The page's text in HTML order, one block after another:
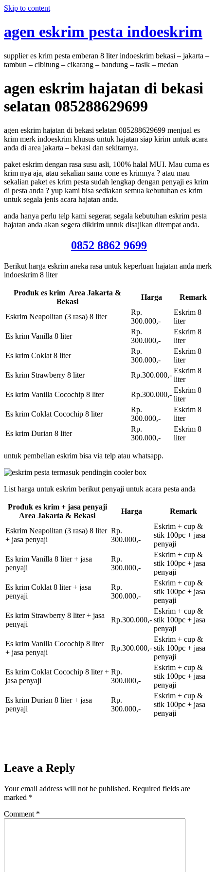
Skip to content
agen eskrim pesta indoeskrim
supplier es krim pesta emberan 8 liter indoeskrim bekasi – jakarta –
tambun – cibitung – cikarang – bandung – tasik – medan
agen eskrim hajatan di bekasi
selatan 085288629699
agen eskrim hajatan di bekasi selatan 085288629699 menjual es
krim merk indoeskrim khusus untuk hajatan siap kirim untuk acara
anda di area jakarta – bekasi dan sekitarnya.
paket eskrim dengan rasa susu asli, 100% halal MUI. Mau cuma es
krim nya aja, atau sekalian sama cone es krimnya ? atau mau
sekalian paket es krim pesta sudah lengkap dengan penyaji es krim
di pesta anda ? yup kami bisa sediakan semua kebutuhan es krim
untuk segala jenis acara hajatan anda.
anda hanya perlu telp kami segerar, segala kebutuhan eskrim pesta
hajatan anda akan segera dikirim untuk disajikan ditempat anda.
0852 8862 9699
Berikut harga eskrim aneka rasa untuk keperluan hajatan anda merk
indoeskrim 8 liter
Produk es krim Area Jakarta &
Bekasi
Harga Remark
Eskrim Neapolitan (3 rasa) 8 liter
Rp.
300.000,-
Eskrim 8
liter
Es krim Vanilla 8 liter
Rp.
300.000,-
Eskrim 8
liter
Es krim Coklat 8 liter
Rp.
300.000,-
Eskrim 8
liter
Es krim Strawberry 8 liter
Rp.300.000,-
Eskrim 8
liter
Es krim Vanilla Cocochip 8 liter
Rp.300.000,-
Eskrim 8
liter
Es krim Coklat Cocochip 8 liter
Rp.
300.000,-
Eskrim 8
liter
Es krim Durian 8 liter
Rp.
300.000,-
Eskrim 8
liter
untuk pembelian eskrim bisa via telp atau whatsapp.
List harga untuk eskrim berikut penyaji untuk acara pesta anda
Produk es krim + jasa penyaji
Area Jakarta & Bekasi
Harga Remark
Eskrim Neapolitan (3 rasa) 8 liter
+ jasa penyaji
Rp.
300.000,-
Eskrim + cup &
stik 100pc + jasa
penyaji
Es krim Vanilla 8 liter + jasa
penyaji
Rp.
300.000,-
Eskrim + cup &
stik 100pc + jasa
penyaji
Es krim Coklat 8 liter + jasa
penyaji
Rp.
300.000,-
Eskrim + cup &
stik 100pc + jasa
penyaji
Es krim Strawberry 8 liter + jasa
penyaji
Rp.300.000,-
Eskrim + cup &
stik 100pc + jasa
penyaji
Es krim Vanilla Cocochip 8 liter
+ jasa penyaji
Rp.300.000,-
Eskrim + cup &
stik 100pc + jasa
penyaji
Es krim Coklat Cocochip 8 liter +
jasa penyaji
Rp.
300.000,-
Eskrim + cup &
stik 100pc + jasa
penyaji
Es krim Durian 8 liter + jasa
penyaji
Rp.
300.000,-
Eskrim + cup &
stik 100pc + jasa
penyaji
Leave a Reply
Your email address will not be published. Required fields are
marked *
Comment *